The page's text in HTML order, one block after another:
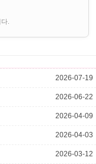
.
2026-07-19
2026-06-22
2026-04-09
2026-04-03
2026-03-12